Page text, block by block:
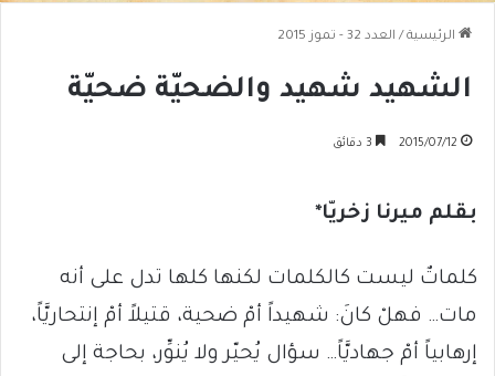
الرئيسية / العدد 32 - تموز 2015
الشهيد شهيد والضحيّة ضحيّة
2015/07/12
بقلم ميرنا زخريّا*
كلماتٌ ليست كالكلمات لكنها كلها تدل على أنه
مات… فهلْ كانَ: شهيداً أمْ ضحية، قتيلاً أمْ إنتحاريَّاً،
إرهابياً أمْ جهاديَّاً… سؤال يُحيّر ولا يُنوِّر، بحاجة إلى